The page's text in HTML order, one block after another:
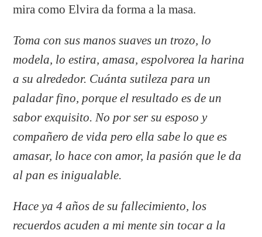
mira como Elvira da forma a la masa.
Toma con sus manos suaves un trozo, lo
modela, lo estira, amasa, espolvorea la harina
a su alrededor. Cuánta sutileza para un
paladar fino, porque el resultado es de un
sabor exquisito. No por ser su esposo y
compañero de vida pero ella sabe lo que es
amasar, lo hace con amor, la pasión que le da
al pan es inigualable.
Hace ya 4 años de su fallecimiento, los
recuerdos acuden a mi mente sin tocar a la